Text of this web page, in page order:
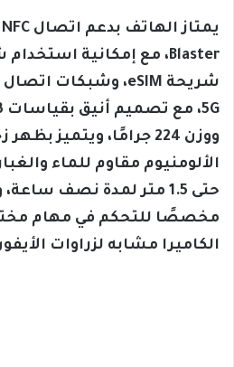
ووزن 224 جرامًا، ويتميز
حتى 1.5 متر لمدة نصف
مخصصًا للتحكم في مهام
الكاميرا مشابه لزراوات